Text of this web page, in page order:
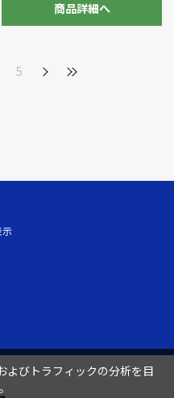
商品詳細へ
5
よびトラフィックの分析を目